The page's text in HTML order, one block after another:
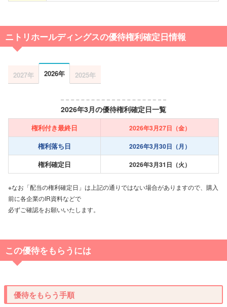
ニトリホールディングスの優待権利確定日情報
2027年 2026年 2025年
2026年3月の優待権利確定日一覧
権利付き最終日 2026年3月27日（金）
権利落ち日 2026年3月30日（月）
権利確定日 2026年3月31日（火）
※なお「配当の権利確定日」は上記の通りではない場合がありますので、購入
前に各企業のIR資料などで
必ずご確認をお願いいたします。
この優待をもらうには
優待をもらう手順